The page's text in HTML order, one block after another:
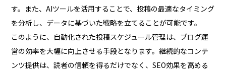
す。また、AIツールを活用することで、投稿の最適なタイミング
を分析し、データに基づいた戦略を立てることが可能です。
このように、自動化された投稿スケジュール管理は、ブログ運
営の効率を大幅に向上させる手段となります。継続的なコンテ
ンツ提供は、読者の信頼を得るだけでなく、SEO効果を高める